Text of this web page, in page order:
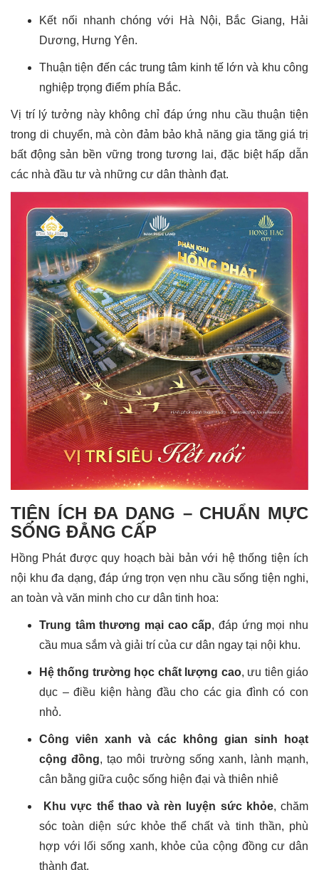
Kết nối nhanh chóng với Hà Nội, Bắc Giang, Hải
Dương, Hưng Yên.
Thuận tiện đến các trung tâm kinh tế lớn và khu công
nghiệp trọng điểm phía Bắc.
Vị trí lý tưởng này không chỉ đáp ứng nhu cầu thuận tiện
trong di chuyển, mà còn đảm bảo khả năng gia tăng giá trị
bất động sản bền vững trong tương lai, đặc biệt hấp dẫn
các nhà đầu tư và những cư dân thành đạt.
TIỆN ÍCH ĐA DẠNG – CHUẨN MỰC
SỐNG ĐẲNG CẤP
Hồng Phát được quy hoạch bài bản với hệ thống tiện ích
nội khu đa dạng, đáp ứng trọn vẹn nhu cầu sống tiện nghi,
an toàn và văn minh cho cư dân tinh hoa:
Trung tâm thương mại cao cấp, đáp ứng mọi nhu
cầu mua sắm và giải trí của cư dân ngay tại nội khu.
Hệ thống trường học chất lượng cao, ưu tiên giáo
dục – điều kiện hàng đầu cho các gia đình có con
nhỏ.
Công viên xanh và các không gian sinh hoạt
cộng đồng, tạo môi trường sống xanh, lành mạnh,
cân bằng giữa cuộc sống hiện đại và thiên nhiê
Khu vực thể thao và rèn luyện sức khỏe, chăm
sóc toàn diện sức khỏe thể chất và tinh thần, phù
hợp với lối sống xanh, khỏe của cộng đồng cư dân
thành đạt.